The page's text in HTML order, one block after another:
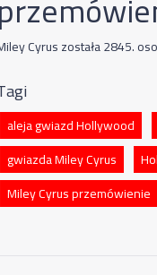
Cyrus została 2845.
aleja gwiazd Hollywood
gwiazda Miley Cyrus
Miley Cyrus przemówienie